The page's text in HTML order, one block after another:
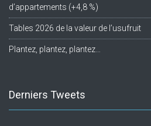
d’appartements (+4,8 %)
Tables 2026 de la valeur de l’usufruit
Plantez, plantez, plantez…
Derniers Tweets